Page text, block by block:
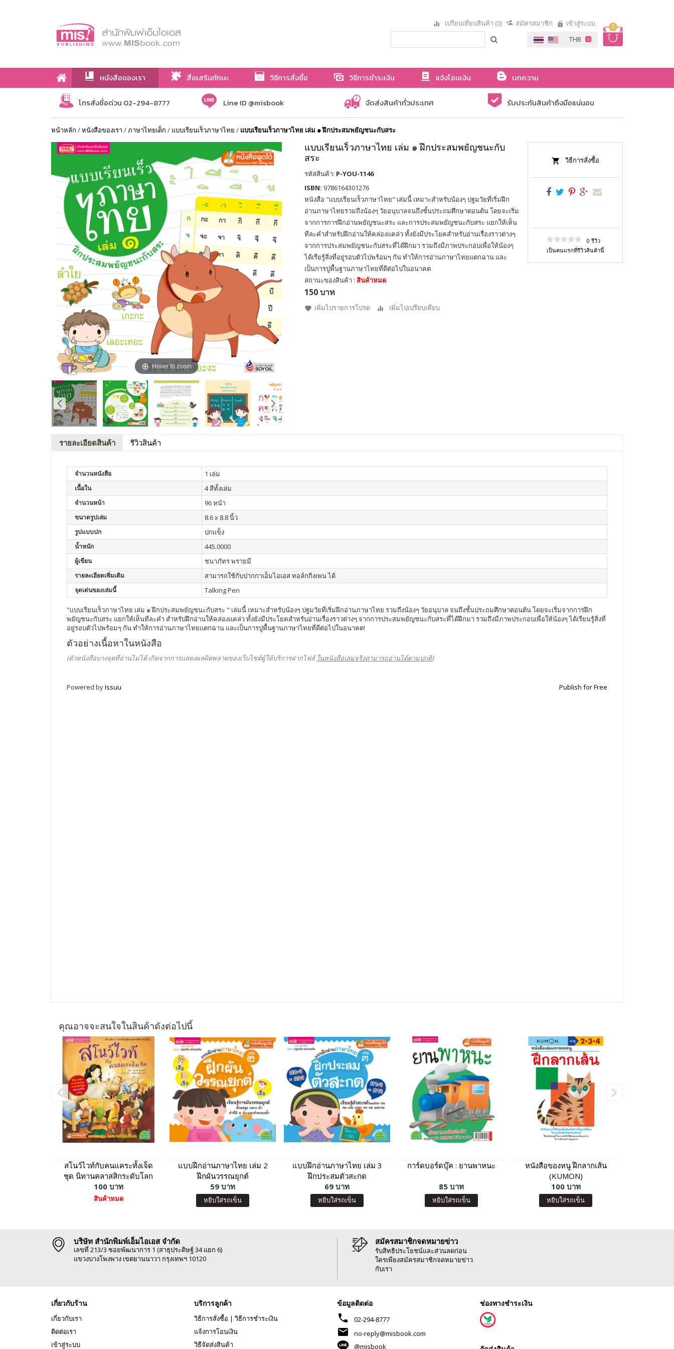
0
เปรียบเทียบสินค้า (0) สมัครสมาชิก เข้าสู่ระบบ
หนังสือของเรา สื่อเสริมทักษะ วิธีการสั่งซื้อ วิธีการชำระเงิน แจ้งโอนเงิน
บทความ
เกี่ยวกับเรา
โทรสั่งซื้อด่วน 02-294-8777 Line ID @misbook จัดส่งสินค้าทั่วประเทศ รับประกันสินค้าถึงมือแน่นอน
หน้าหลัก /หนังสือของเรา /ภาษาไทยเด็ก / แบบเรียนเร็วภาษาไทย / แบบเรียนเร็วภาษาไทย เล่ม ๑ ฝึกประสมพยัญชนะกับสระ
Hover to zoom
แบบเรียนเร็วภาษาไทย เล่ม ๑ ฝึกประสมพยัญชนะกับ
สระ
รหัสสินค้า: P-YOU-1146
ISBN: 9786164301276
หนังสือ "แบบเรียนเร็วภาษาไทย" เล่มนี้ เหมาะสำหรับน้องๆ ปฐมวัยที่เริ่มฝึก
อ่านภาษาไทยรวมถึงน้องๆ วัยอนุบาลจนถึงชั้นประถมศึกษาตอนต้น โดยจะเริ่ม
จากการการฝึกอ่านพยัญชนะสระ และการประสมพยัญชนะกับสระ แยกให้เห็น
ทีละคำสำหรับฝึกอ่านให้คล่องแคล่ว ทั้งยังมีประโยคสำหรับอ่านเรื่องราวต่างๆ
จากการประสมพยัญชนะกับสระที่ได้ฝึกมา รวมถึงมีภาพประกอบเพื่อให้น้องๆ
ได้เรียรู้สิ่งที่อยู่รอบตัวไปพร้อมๆ กัน ทำให้การอ่านภาษาไทยแตกฉาน และ
เป็นการปูพื้นฐานภาษาไทยที่ดีต่อไปในอนาคต
สถานะของสินค้า : สินค้าหมด
150 บาท
เพิ่มไปรายการโปรด เพิ่มไปเปรียบเทียบ
วิธีการสั่งซื้อ
0 รีวิว
เป็นคนแรกที่รีวิวสินค้านี้
รายละเอียดสินค้า รีวิวสินค้า
จำนวนหนังสือ 1 เล่ม
เนื้อใน 4 สีทั้งเล่ม
จำนวนหน้า 96 หน้า
ขนาดรูปเล่ม 8.6 x 8.8 นิ้ว
รูปแบบปก ปกแข็ง
น้ำหนัก 445.0000
ผู้เขียน ชนาภัทร พรายมี
รายละเอียดเพิ่มเติม สามารถใช้กับปากกาเอ็มไอเอส ทอล์กกิงเพน ได้
จุดเด่นของเล่มนี้ Talking Pen
"แบบเรียนเร็วภาษาไทย เล่ม ๑ ฝึกประสมพยัญชนะกับสระ " เล่มนี้ เหมาะสำหรับน้องๆ ปฐมวัยที่เริ่มฝึกอ่านภาษาไทย รวมถึงน้องๆ วัยอนุบาล จนถึงชั้นประถมศึกษาตอนต้น โดยจะเริ่มจากการฝึก
พยัญชนะกับสระ แยกให้เห็นทีละคำ สำหรับฝึกอ่านให้คล่องแคล่ว ทั้งยังมีประโยคสำหรับอ่านเรื่องราวต่างๆ จากการประสมพยัญชนะกับสระที่ได้ฝึกมา รวมถึงมีภาพประกอบเพื่อให้น้องๆ ได้เรียนรู้สิ่งที่
อยู่รอบตัวไปพร้อมๆ กัน ทำให้การอ่านภาษาไทยแตกฉาน และเป็นการปูพื้นฐานภาษาไทยที่ดีต่อไปในอนาคต!
ตัวอย่างเนื้อหาในหนังสือ
(ตัวหนังสือบางจุดที่อ่านไม่ได้ เกิดจากการแสดงผลผิดพลาดของเว็บไซต์ผู้ให้บริการฝากไฟล์ ในหนังสือเล่มจริงสามารถอ่านได้ตามปกติ)
Powered byIssuu Publish for Free
คุณอาจจะสนใจในสินค้าดังต่อไปนี้
สโนว์ไวท์กับคนแคระทั้งเจ็ด
ชุด นิทานคลาสสิกระดับโลก
100 บาท
สินค้าหมด
แบบฝึกอ่านภาษาไทย เล่ม 2
ฝึกผันวรรณยุกต์
59 บาท
หยิบใส่รถเข็น
แบบฝึกอ่านภาษาไทย เล่ม 3
ฝึกประสมตัวสะกด
69 บาท
หยิบใส่รถเข็น
การ์ดบอร์ดบุ๊ค : ยานพาหนะ
85 บาท
หยิบใส่รถเข็น
หนังสือของหนู ฝึกลากเส้น
(KUMON)
100 บาท
หยิบใส่รถเข็น
บริษัท สำนักพิมพ์เอ็มไอเอส จำกัด
เลขที่ 213/3 ซอยพัฒนาการ 1 (สาธุประดิษฐ์ 34 แยก 6)
แขวงบางโพงพาง เขตยานนาวา กรุงเทพฯ 10120
สมัครสมาชิกจดหมายข่าว
รับสิทธิประโยชน์และส่วนลดก่อน
ใครเพียงสมัครสมาชิกจดหมายข่าว
กับเรา
เกี่ยวกับร้าน
เกี่ยวกับเรา
ติดต่อเรา
เข้าสู่ระบบ
บริการลูกค้า
วิธีการสั่งซื้อ | วิธีการชำระเงิน
แจ้งการโอนเงิน
วิธีจัดส่งสินค้า
ข้อมูลติดต่อ
phone 02-294-8777
mail
no-reply@misbook.com
@misbook
ช่องทางชำระเงิน